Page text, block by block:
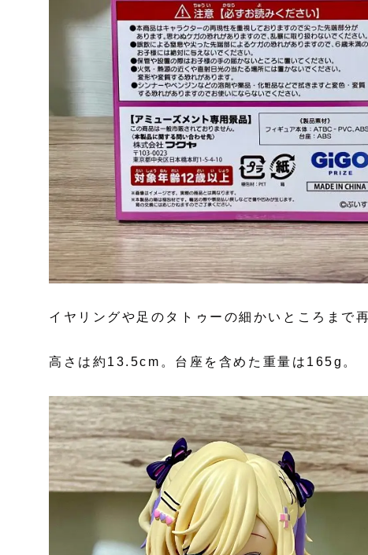
イヤリングや足のタトゥーの細かいところまで
高さは約13.5cm。台座を含めた重量は165g。